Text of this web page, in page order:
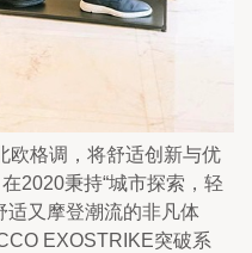
欧格调，将舒适创新与优
2020秉持“城市探索，轻
适又摩登潮流的非凡体
EXOSTRIKE突破系